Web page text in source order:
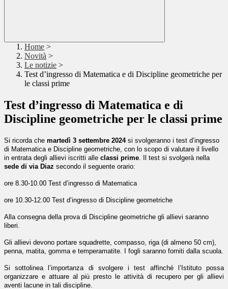
Home >
Novità >
Le notizie >
Test d’ingresso di Matematica e di Discipline geometriche per
le classi prime
Test d’ingresso di Matematica e di
Discipline geometriche per le classi prime
Si ricorda che martedì 3 settembre 2024si svolgeranno i test d’ingresso
di Matematica e Discipline geometriche, con lo scopo di valutare il livello
in entrata degli allievi iscritti alle classi prime. Il test si svolgerà nella
sede di via Diaz secondo il seguente orario:
ore 8.30-10.00 Test d’ingresso di Matematica
ore 10.30-12.00 Test d’ingresso di Discipline geometriche
Alla consegna della prova di Discipline geometriche gli allievi saranno
liberi.
Gli allievi devono portare squadrette, compasso, riga (di almeno 50 cm),
penna, matita, gomma e temperamatite. I fogli saranno forniti dalla scuola.
Si sottolinea l’importanza di svolgere i test affinché l’Istituto possa
organizzare e attuare al più presto le attività di recupero per gli allievi
aventi lacune in tali discipline.